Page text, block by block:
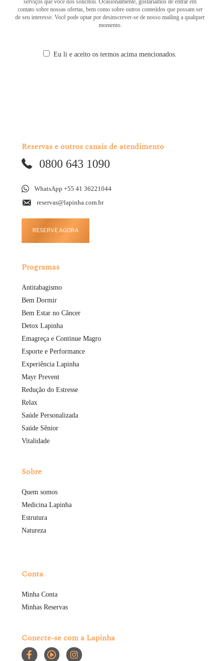
serviços que você nos solicitou. Ocasionalmente, gostaríamos de entrar em
contato sobre nossas ofertas, bem como sobre outros conteúdos que possam ser
de seu interesse. Você pode optar por desinscrever-se de nosso mailing a qualquer
momento.
Eu li e aceito os termos acima mencionados.
Reservas e outros canais de atendimento
0800 643 1090
WhatsApp +55 41 36221044
reservas@lapinha.com.br
RESERVE AGORA
Programas
Antitabagismo
Bem Dormir
Bem Estar no Câncer
Detox Lapinha
Emagreça e Continue Magro
Esporte e Performance
Experiência Lapinha
Mayr Prevent
Redução do Estresse
Relax
Saúde Personalizada
Saúde Sênior
Vitalidade
Sobre
Quem somos
Medicina Lapinha
Estrutura
Natureza
Conta
Minha Conta
Minhas Reservas
Conecte-se com a Lapinha